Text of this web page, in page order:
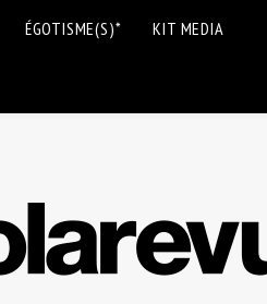
ÉGOTISME(S)* KIT MEDIA